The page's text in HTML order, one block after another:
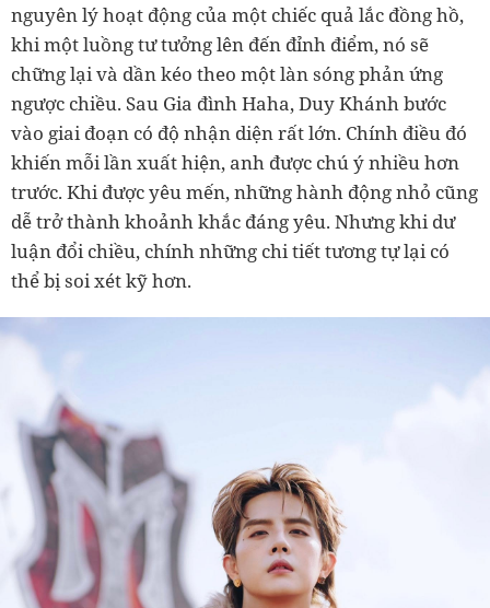
nguyên lý hoạt động của một chiếc quả lắc đồng hồ,
khi một luồng tư tưởng lên đến đỉnh điểm, nó sẽ
chững lại và dần kéo theo một làn sóng phản ứng
ngược chiều. Sau Gia đình Haha, Duy Khánh bước
vào giai đoạn có độ nhận diện rất lớn. Chính điều đó
khiến mỗi lần xuất hiện, anh được chú ý nhiều hơn
trước. Khi được yêu mến, những hành động nhỏ cũng
dễ trở thành khoảnh khắc đáng yêu. Nhưng khi dư
luận đổi chiều, chính những chi tiết tương tự lại có
thể bị soi xét kỹ hơn.